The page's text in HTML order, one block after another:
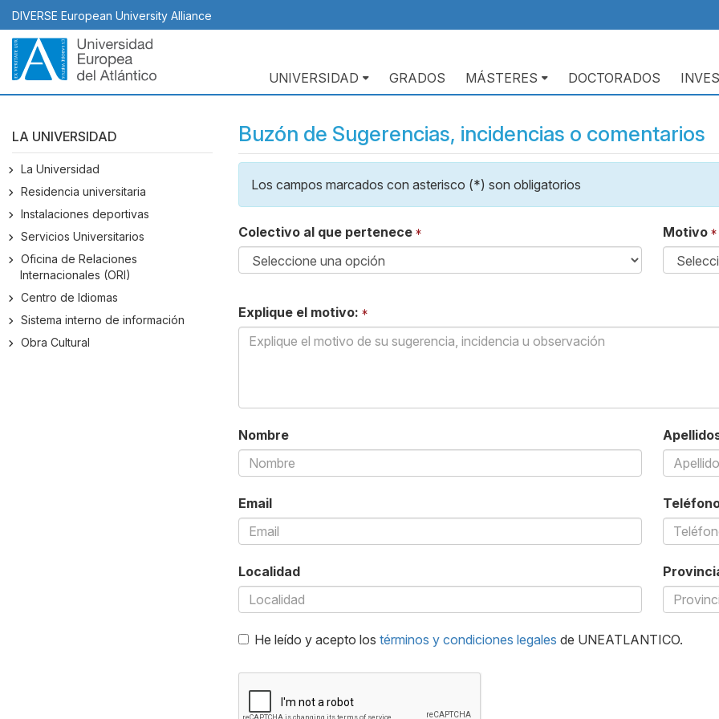
Pasar
al
contenido
principal
DIVERSE European University Alliance
Navegación
principal
UNIVERSIDAD GRADOS MÁSTERES DOCTORADOS
LA UNIVERSIDAD
La Universidad
Residencia universitaria
Instalaciones deportivas
Servicios Universitarios
Oficina de Relaciones
Internacionales (ORI)
Centro de Idiomas
Sistema interno de información
Obra Cultural
Buzón de Sugerencias, incidencias o comentarios
Body
Los campos marcados con asterisco (*) son obligatorios
Colectivo al que pertenece Motivo
Explique el motivo:
Nombre
Email
Localidad
He leído y acepto los términos y condiciones legales de UNEATLANTICO.